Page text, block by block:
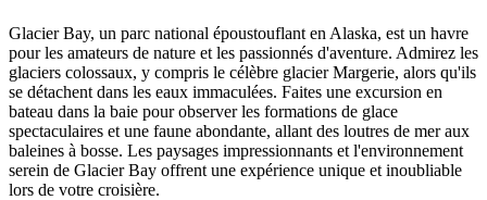
Glacier Bay, un parc national époustouflant en Alaska, est un havre
pour les amateurs de nature et les passionnés d'aventure. Admirez les
glaciers colossaux, y compris le célèbre glacier Margerie, alors qu'ils
se détachent dans les eaux immaculées. Faites une excursion en
bateau dans la baie pour observer les formations de glace
spectaculaires et une faune abondante, allant des loutres de mer aux
baleines à bosse. Les paysages impressionnants et l'environnement
serein de Glacier Bay offrent une expérience unique et inoubliable
lors de votre croisière.